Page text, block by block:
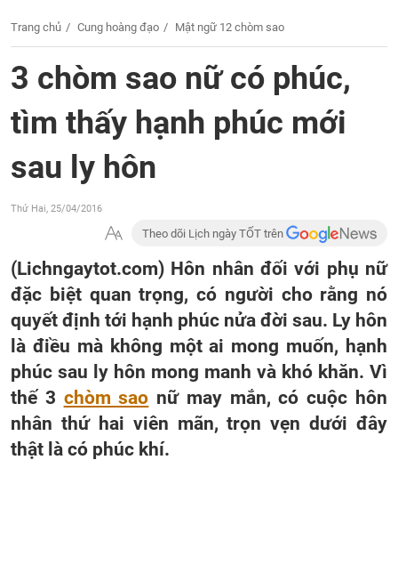
Trang chủ Cung hoàng đạo Mật ngữ 12 chòm sao
3 chòm sao nữ có phúc,
tìm thấy hạnh phúc mới
sau ly hôn
Thứ Hai, 25/04/2016
Theo dõi Lịch ngày TỐT trên
(Lichngaytot.com) Hôn nhân đối với phụ nữ
đặc biệt quan trọng, có người cho rằng nó
quyết định tới hạnh phúc nửa đời sau. Ly hôn
là điều mà không một ai mong muốn, hạnh
phúc sau ly hôn mong manh và khó khăn. Vì
thế 3 chòm sao nữ may mắn, có cuộc hôn
nhân thứ hai viên mãn, trọn vẹn dưới đây
thật là có phúc khí.